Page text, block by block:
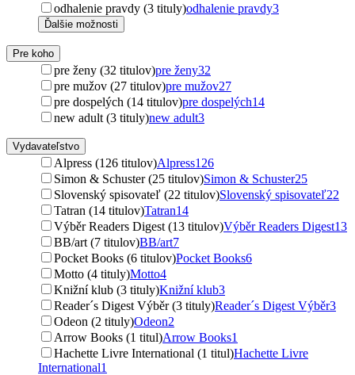
odhalenie pravdy (3 tituly)odhalenie pravdy3
Ďalšie možnosti
Pre koho
pre ženy (32 titulov)pre ženy32
pre mužov (27 titulov)pre mužov27
pre dospelých (14 titulov)pre dospelých14
new adult (3 tituly)new adult3
Vydavateľstvo
Alpress (126 titulov)Alpress126
Simon & Schuster (25 titulov)Simon & Schuster25
Slovenský spisovateľ (22 titulov)Slovenský spisovateľ22
Tatran (14 titulov)Tatran14
Výběr Readers Digest (13 titulov)Výběr Readers Digest13
BB/art (7 titulov)BB/art7
Pocket Books (6 titulov)Pocket Books6
Motto (4 tituly)Motto4
Knižní klub (3 tituly)Knižní klub3
Reader´s Digest Výběr (3 tituly)Reader´s Digest Výběr3
Odeon (2 tituly)Odeon2
Arrow Books (1 titul)Arrow Books1
Hachette Livre International (1 titul)Hachette Livre
International1